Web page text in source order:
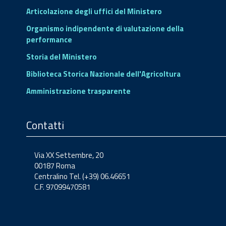
Articolazione degli uffici del Ministero
Organismo indipendente di valutazione della
performance
Storia del Ministero
Biblioteca Storica Nazionale dell'Agricoltura
Amministrazione trasparente
Contatti
Via XX Settembre, 20
00187 Roma
Centralino Tel. (+39) 06.46651
C.F. 97099470581